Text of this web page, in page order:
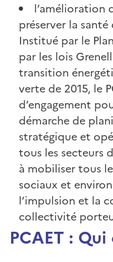
l’amélioration
préserver la
Institué par le
par les lois
transition
verte de 2015, le
d’engagement
démarche de
stratégique et
tous les secteurs
à mobiliser tous
sociaux et
l’impulsion et la
collectivité
PCAET :